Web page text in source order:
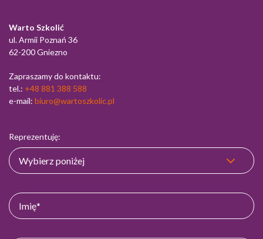
Warto Szkolić
ul. Armii Poznań 36
62-200 Gniezno
Zapraszamy do kontaktu:
tel.: +48 881 388 588
e-mail: biuro@wartoszkolic.pl
Reprezentuję: